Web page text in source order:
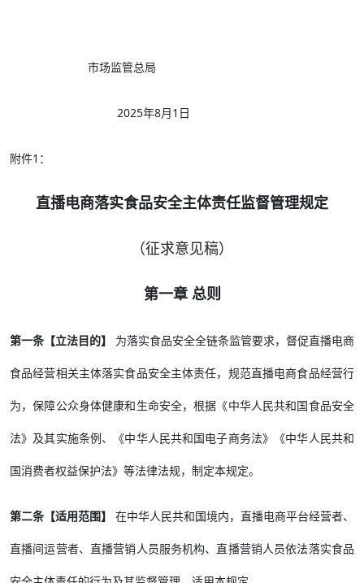
市场监管总局
2025年8月1日
附件1：
直播电商落实食品安全主体责任监督管理规定
（征求意见稿）
第一章 总则
第一条【立法目的】 为落实食品安全全链条监管要求，督促直播电商
食品经营相关主体落实食品安全主体责任，规范直播电商食品经营行
为，保障公众身体健康和生命安全，根据《中华人民共和国食品安全
法》及其实施条例、《中华人民共和国电子商务法》《中华人民共和
国消费者权益保护法》等法律法规，制定本规定。
第二条【适用范围】 在中华人民共和国境内，直播电商平台经营者、
直播间运营者、直播营销人员服务机构、直播营销人员依法落实食品